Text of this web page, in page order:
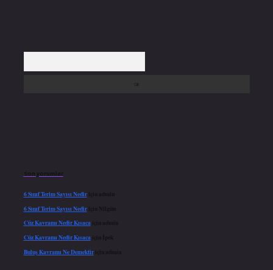
Son yorumlar
6 Sınıf Terim Sayısı Nediriçin admin
6 Sınıf Terim Sayısı Nediriçin Nilgün
Cüz Kavramı Nedir Kısacaiçin admin
Cüz Kavramı Nedir Kısacaiçin
İpek
Buluş Kavramı Ne Demektiriçin admin